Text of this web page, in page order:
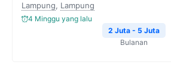
Lampung, Lampung
4 Minggu yang lalu
2 Juta - 5 Juta
Bulanan